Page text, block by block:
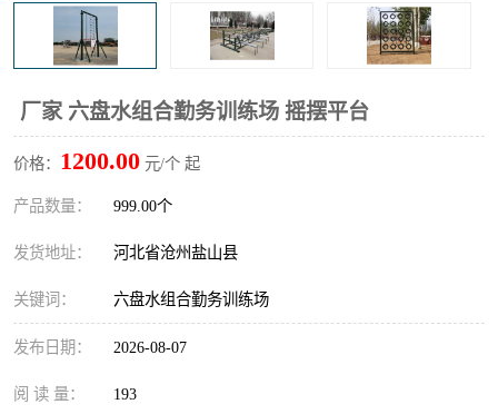
厂家 六盘水组合勤务训练场 摇摆平台
价格： 1200.00 元/个 起
产品数量： 999.00个
发货地址： 河北省沧州盐山县
关键词： 六盘水组合勤务训练场
发布日期： 2026-08-07
阅 读 量： 193